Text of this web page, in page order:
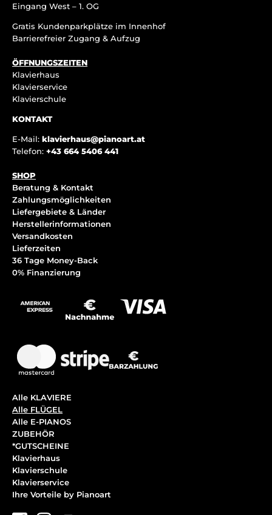
Eingang West – 1. OG
Gratis Kundenparkplätze im Innenhof
Barrierefreier Zugang & Aufzug
ÖFFNUNGSZEITEN
Klavierhaus
Klavierservice
Klavierschule
KONTAKT
E-Mail: klavierhaus@pianoart.at
Telefon: +43 664 5406 441
SHOP
Beratung & Kontakt
Zahlungsmöglichkeiten
Liefergebiete & Länder
Herstellerinformationen
Versandkosten
Lieferzeiten
36 Tage Money-Back
0% Finanzierung
Alle KLAVIERE
Alle FLÜGEL
Alle E-PIANOS
ZUBEHÖR
*GUTSCHEINE
Klavierhaus
Klavierschule
Klavierservice
Ihre Vorteile by Pianoart